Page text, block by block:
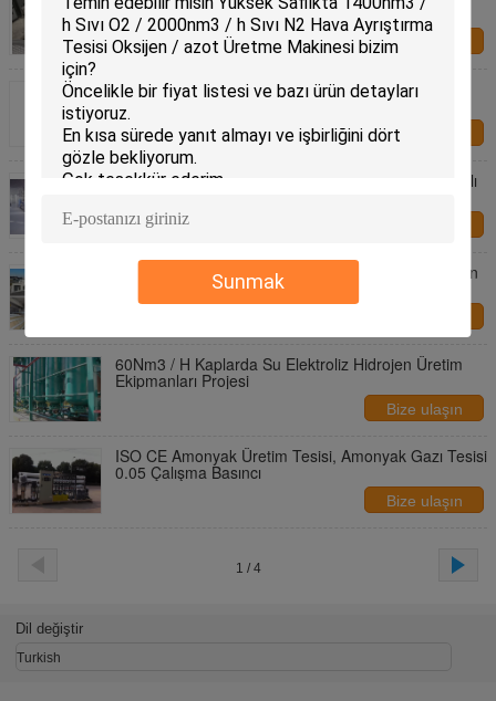
Sunmak
Endüstriyel Gaz Ekipmanları
Bize ulaşın
8m3 / H Saf Su Hidrojeni Üretim Tesisi% 99.995
Saflıkta Düşük Tüketim
Bize ulaşın
H2 Kapasiteli 125Nm3 / H Su Elektroliziyle Dayanıklı
40Nm3 / H H2 Çıkış Hidrojen Üretim Tesisi, Hidrojen
60Nm3 / H Kaplarda Su Elektroliz Hidrojen Üretim
Ekipmanları Projesi
Bize ulaşın
ISO CE Amonyak Üretim Tesisi, Amonyak Gazı Tesisi
0.05 Çalışma Basıncı
Bize ulaşın
1 / 4
Dil değiştir
Turkish